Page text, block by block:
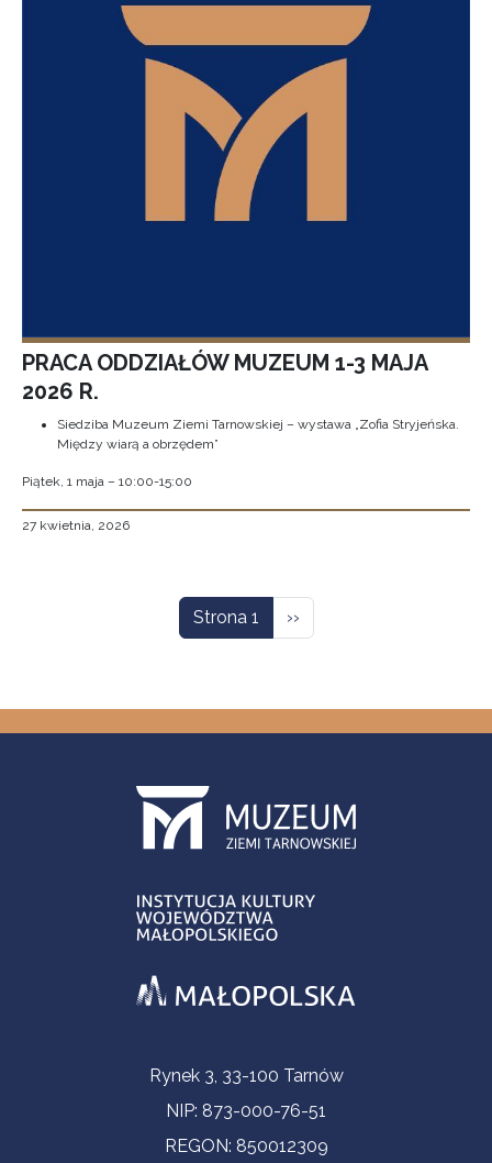
PRACA ODDZIAŁÓW MUZEUM 1-3 MAJA
2026 R.
Siedziba Muzeum Ziemi Tarnowskiej – wystawa „Zofia Stryjeńska.
Między wiarą a obrzędem”
Piątek, 1 maja – 10:00-15:00
27 kwietnia, 2026
Strona 1 Następna strona
››
Informacje kontaktoweRynek 3, 33-100 Tarnów
NIP: 873-000-76-51
REGON: 850012309